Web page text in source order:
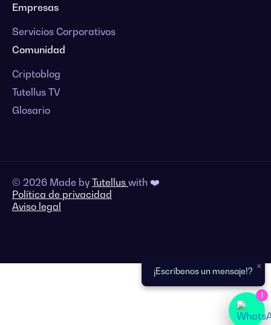
Empresas
Servicios Corporativos
Comunidad
Criptoblog
Tutellus TV
Glosario
© 2026 Made by Tutellus with ❤️
Política de privacidad
Aviso legal
1
×
¡Escríbenos un mensaje!?